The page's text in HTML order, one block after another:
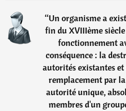
“Un organisme a
fin du XVIIIème
fonctionnement
conséquence : la
autorités existantes
remplacement par
autorité unique,
membres d'un